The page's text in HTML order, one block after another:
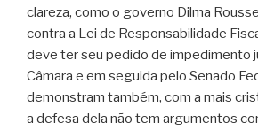
clareza, como o governo Dilma
contra a Lei de Responsabilidade
deve ter seu pedido de impedimento
Câmara e em seguida pelo Senado
demonstram também, com a mais
a defesa dela não tem argumentos